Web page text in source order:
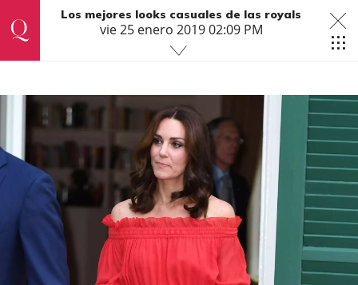
Los mejores looks casuales de las royals
vie 25 enero 2019 02:09 PM